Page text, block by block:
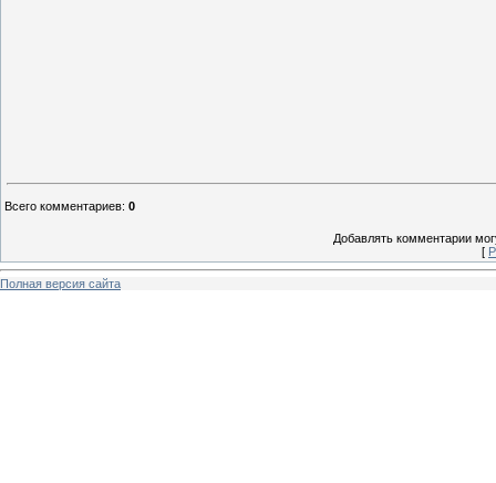
Всего комментариев: 0
Добавлять комментарии
[
Полная версия сайта